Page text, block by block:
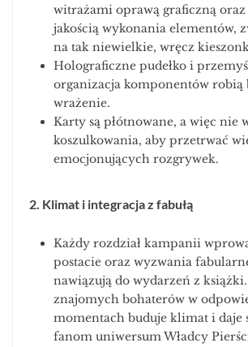
witrażami oprawą graficzną oraz
jakością wykonania elementów,
na tak niewielkie, wręcz
Holograficzne pudełko i
organizacja komponentów robią
wrażenie.
Karty są płótnowane, a więc nie
koszulkowania, aby przetrwać
emocjonujących rozgrywek.
2. Klimat i integracja z fabułą
Każdy rozdział kampanii
postacie oraz wyzwania
nawiązują do wydarzeń z
znajomych bohaterów w
momentach buduje klimat i daje
fanom uniwersum Władcy